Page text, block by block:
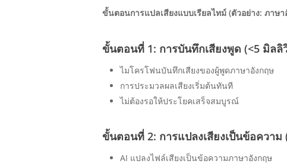
ขั้นตอนการแปลเสียงแบบเรียลไทม์ (ตัวอย่าง: ภาษา
ขั้นตอนที่ 1: การบันทึกเสียงพูด (<5 มิลลิ
ไมโครโฟนบันทึกเสียงของผู้พูดภาษาอังกฤษ
การประมวลผลเสียงเริ่มต้นทันที
ไม่ต้องรอให้ประโยคเสร็จสมบูรณ์
ขั้นตอนที่ 2: การแปลงเสียงเป็นข้อความ
AI แปลงไฟล์เสียงเป็นข้อความภาษาอังกฤษ